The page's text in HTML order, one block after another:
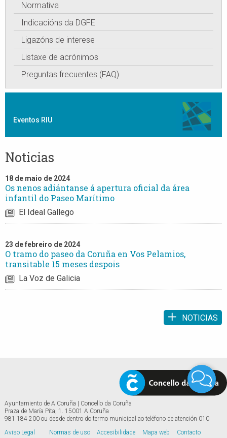
Normativa
Indicacións da DGFE
Ligazóns de interese
Listaxe de acrónimos
Preguntas frecuentes (FAQ)
Eventos RIU
Noticias
18 de maio de 2024
Os nenos adiántanse á apertura oficial da área
infantil do Paseo Marítimo
El Ideal Gallego
23 de febreiro de 2024
O tramo do paseo da Coruña en Vos Pelamios,
transitable 15 meses despois
La Voz de Galicia
NOTICIAS
Ayuntamiento de A Coruña | Concello da Coruña
Praza de María Pita, 1. 15001 A Coruña
981 184 200 ou desde dentro do termo municipal ao teléfono de atención 010
Aviso Legal
Normas de uso Accesibilidade Mapa web Contacto